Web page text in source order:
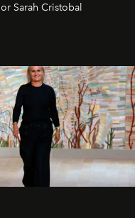
Sarah Cristobal